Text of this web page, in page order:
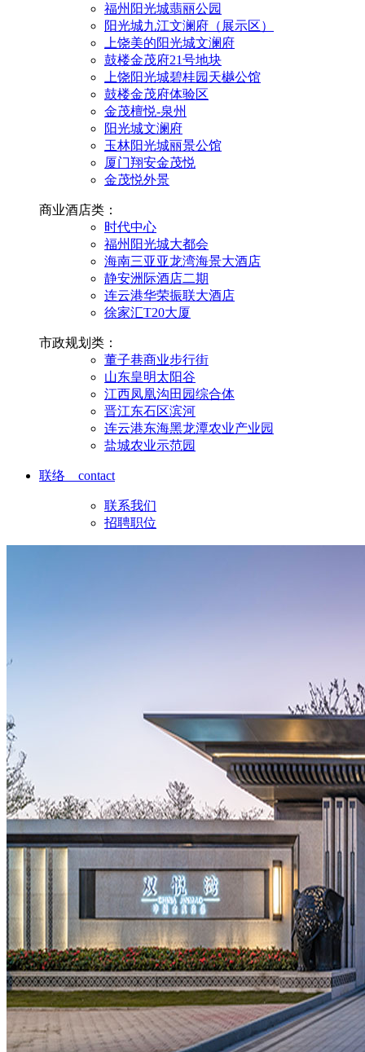
福州阳光城翡丽公园
阳光城九江文澜府（展示区）
上饶美的阳光城文澜府
鼓楼金茂府21号地块
上饶阳光城碧桂园天樾公馆
鼓楼金茂府体验区
金茂檀悦-泉州
阳光城文澜府
玉林阳光城丽景公馆
厦门翔安金茂悦
金茂悦外景
商业酒店类：
时代中心
福州阳光城大都会
海南三亚亚龙湾海景大酒店
静安洲际酒店二期
连云港华荣振联大酒店
徐家汇T20大厦
市政规划类：
董子巷商业步行街
山东皇明太阳谷
江西凤凰沟田园综合体
晋江东石区滨河
连云港东海黑龙潭农业产业园
盐城农业示范园
联络 contact
联系我们
招聘职位